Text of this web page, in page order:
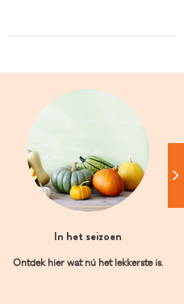
In het seizoen
Ontdek hier wat nú het lekkerste is.